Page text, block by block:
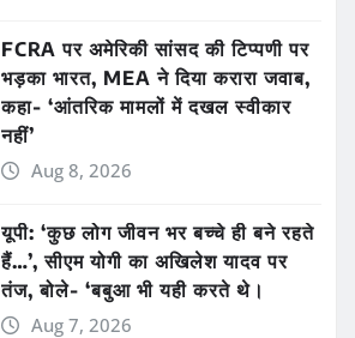
FCRA पर अमेरिकी सांसद की टिप्पणी पर
भड़का भारत, MEA ने दिया करारा जवाब,
कहा- ‘आंतरिक मामलों में दखल स्वीकार
नहीं’
Aug 8, 2026
यूपी: ‘कुछ लोग जीवन भर बच्चे ही बने रहते
हैं…’, सीएम योगी का अखिलेश यादव पर
तंज, बोले- ‘बबुआ भी यही करते थे।
Aug 7, 2026